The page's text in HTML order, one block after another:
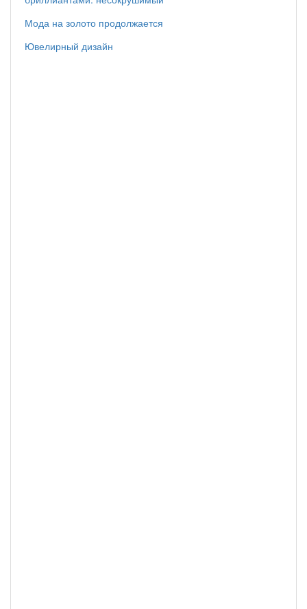
Мода на золото продолжается
Ювелирный дизайн